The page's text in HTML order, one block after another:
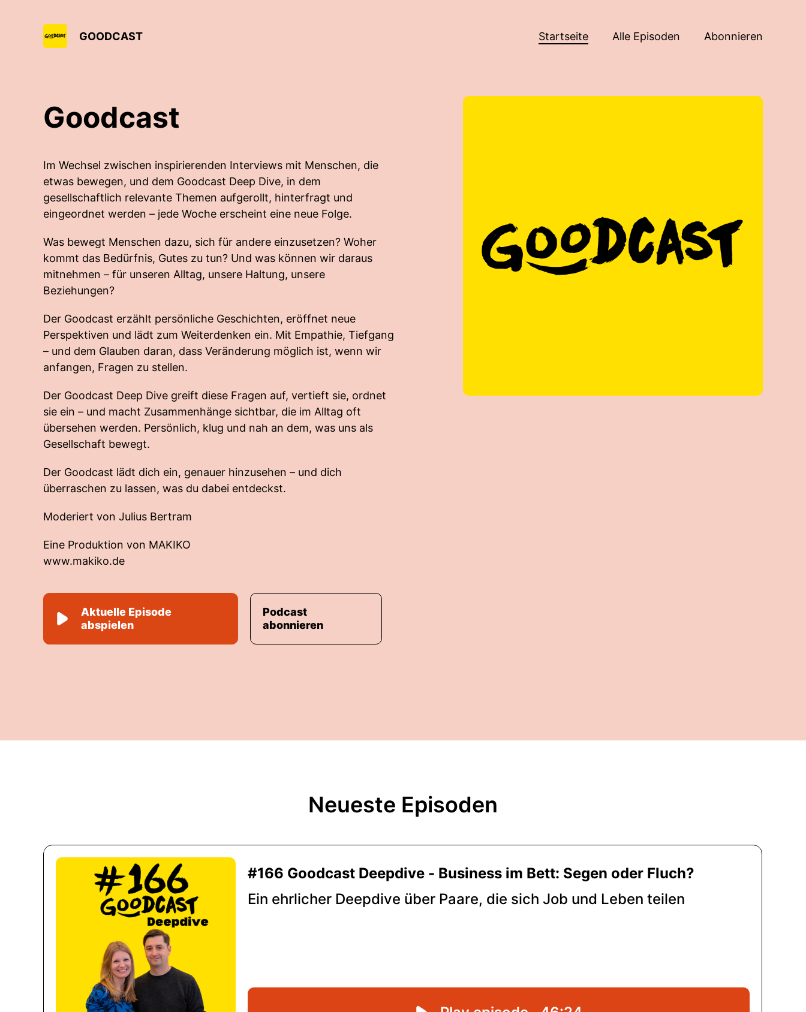
GOODCAST Startseite Alle Episoden Abonnieren
Goodcast
Im Wechsel zwischen inspirierenden Interviews mit Menschen, die
etwas bewegen, und dem Goodcast Deep Dive, in dem
gesellschaftlich relevante Themen aufgerollt, hinterfragt und
eingeordnet werden – jede Woche erscheint eine neue Folge.
Was bewegt Menschen dazu, sich für andere einzusetzen? Woher
kommt das Bedürfnis, Gutes zu tun? Und was können wir daraus
mitnehmen – für unseren Alltag, unsere Haltung, unsere
Beziehungen?
Der Goodcast erzählt persönliche Geschichten, eröffnet neue
Perspektiven und lädt zum Weiterdenken ein. Mit Empathie, Tiefgang
– und dem Glauben daran, dass Veränderung möglich ist, wenn wir
anfangen, Fragen zu stellen.
Der Goodcast Deep Dive greift diese Fragen auf, vertieft sie, ordnet
sie ein – und macht Zusammenhänge sichtbar, die im Alltag oft
übersehen werden. Persönlich, klug und nah an dem, was uns als
Gesellschaft bewegt.
Der Goodcast lädt dich ein, genauer hinzusehen – und dich
überraschen zu lassen, was du dabei entdeckst.
Moderiert von Julius Bertram
Eine Produktion von MAKIKO
www.makiko.de
Aktuelle Episode
abspielen
Podcast
abonnieren
Neueste Episoden